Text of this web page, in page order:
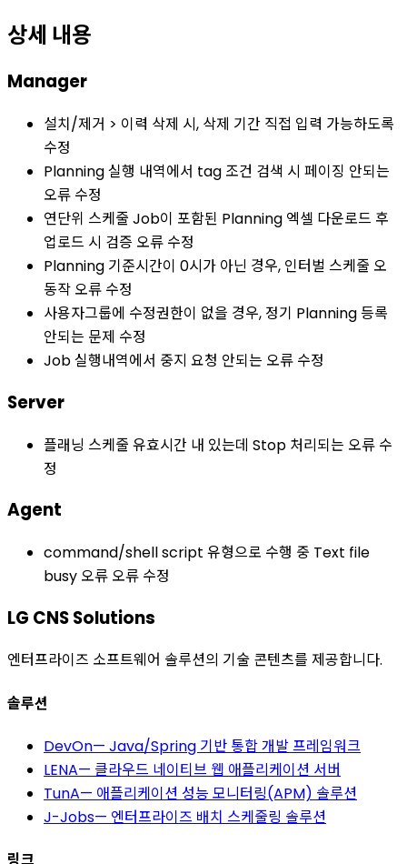
상세 내용
Manager
설치/제거 > 이력 삭제 시, 삭제 기간 직접 입력 가능하도록
수정
Planning 실행 내역에서 tag 조건 검색 시 페이징 안되는
오류 수정
연단위 스케줄 Job이 포함된 Planning 엑셀 다운로드 후
업로드 시 검증 오류 수정
Planning 기준시간이 0시가 아닌 경우, 인터벌 스케줄 오
동작 오류 수정
사용자그룹에 수정권한이 없을 경우, 정기 Planning 등록
안되는 문제 수정
Job 실행내역에서 중지 요청 안되는 오류 수정
Server
플래닝 스케줄 유효시간 내 있는데 Stop 처리되는 오류 수
정
Agent
command/shell script 유형으로 수행 중 Text file
busy 오류 오류 수정
LG CNS Solutions
엔터프라이즈 소프트웨어 솔루션의 기술 콘텐츠를 제공합니다.
솔루션
DevOn— Java/Spring 기반 통합 개발 프레임워크
LENA— 클라우드 네이티브 웹 애플리케이션 서버
TunA— 애플리케이션 성능 모니터링(APM) 솔루션
J-Jobs— 엔터프라이즈 배치 스케줄링 솔루션